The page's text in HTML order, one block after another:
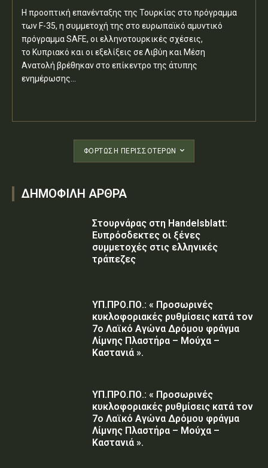
Η προοπτική επανένταξης της Τουρκίας στο πρόγραμμα
των F-35, η συμμετοχή της στο ευρωπαϊκό αμυντικό
πρόγραμμα SAFE, οι ελληνοτουρκικές σχέσεις,
το Κυπριακό και οι εξελίξεις σε Λιβύη και Μέση
Ανατολή βρέθηκαν στο επίκεντρο της άτυπης
ενημέρωσης...
ΦΌΡΤΩΣΗ ΠΕΡΙΣΣΟΤΈΡΩΝ
ΔΗΜΟΦΙΛΗ ΑΡΘΡΑ
Στουρνάρας στη Handelsblatt:
Ευπρόσδεκτες οι ξένες
συμμετοχές στις ελληνικές
τράπεζες
ΥΠ.ΠΡΟ.ΠΟ.: « Προσωρινές
κυκλοφοριακές ρυθμίσεις κατά τον
7ο Λαϊκό Αγώνα Δρόμου φράγμα
Λίμνης Πλαστήρα – Μούχα –
Καστανιά ».
ΥΠ.ΠΡΟ.ΠΟ.: « Προσωρινές
κυκλοφοριακές ρυθμίσεις κατά τον
7ο Λαϊκό Αγώνα Δρόμου φράγμα
Λίμνης Πλαστήρα – Μούχα –
Καστανιά ».